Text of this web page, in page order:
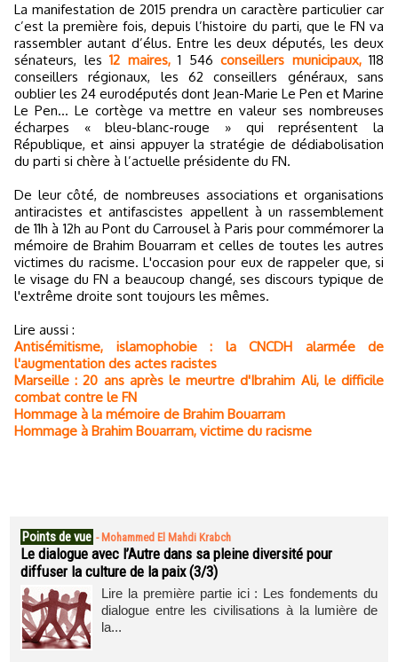
La manifestation de 2015 prendra un caractère particulier car
c’est la première fois, depuis l’histoire du parti, que le FN va
rassembler autant d’élus. Entre les deux députés, les deux
sénateurs, les 12 maires,1 546 conseillers municipaux,118
conseillers régionaux, les 62 conseillers généraux, sans
oublier les 24 eurodéputés dont Jean-Marie Le Pen et Marine
Le Pen… Le cortège va mettre en valeur ses nombreuses
écharpes « bleu-blanc-rouge » qui représentent la
République, et ainsi appuyer la stratégie de dédiabolisation
du parti si chère à l’actuelle présidente du FN.
De leur côté, de nombreuses associations et organisations
antiracistes et antifascistes appellent à un rassemblement
de 11h à 12h au Pont du Carrousel à Paris pour commémorer la
mémoire de Brahim Bouarram et celles de toutes les autres
victimes du racisme. L'occasion pour eux de rappeler que, si
le visage du FN a beaucoup changé, ses discours typique de
l'extrême droite sont toujours les mêmes.
Lire aussi :
Antisémitisme, islamophobie : la CNCDH alarmée de
l'augmentation des actes racistes
Marseille : 20 ans après le meurtre d'Ibrahim Ali, le difficile
combat contre le FN
Hommage à la mémoire de Brahim Bouarram
Hommage à Brahim Bouarram, victime du racisme
Points de vue - Mohammed El Mahdi Krabch
Le dialogue avec l’Autre dans sa pleine diversité pour
diffuser la culture de la paix (3/3)
Lire la première partie ici : Les fondements du
dialogue entre les civilisations à la lumière de
la...